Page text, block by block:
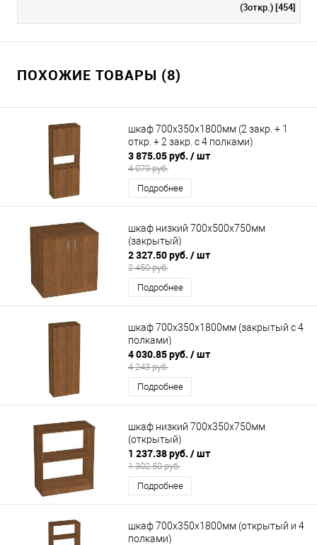
(3откр.) [454]
ПОХОЖИЕ ТОВАРЫ (8)
шкаф 700х350х1800мм (2 закр. + 1
откр. + 2 закр. с 4 полками)
3 875.05 руб. / шт
4 079 руб.
Подробнее
шкаф низкий 700х500х750мм
(закрытый)
2 327.50 руб. / шт
2 450 руб.
Подробнее
шкаф 700х350х1800мм (закрытый с 4
полками)
4 030.85 руб. / шт
4 243 руб.
Подробнее
шкаф низкий 700х350х750мм
(открытый)
1 237.38 руб. / шт
1 302.50 руб.
Подробнее
шкаф 700х350х1800мм (открытый и 4
полками)